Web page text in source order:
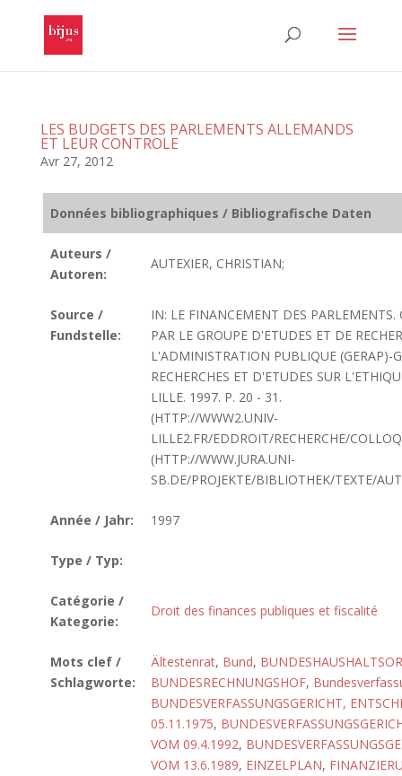
LES BUDGETS DES PARLEMENTS ALLEMANDS
ET LEUR CONTROLE
Avr 27, 2012
Données bibliographiques / Bibliografische Daten
Auteurs /
Autoren:
AUTEXIER, CHRISTIAN;
Source /
Fundstelle:
IN: LE FINANCEMENT DES PARLEMENTS.
PAR LE GROUPE D'ETUDES ET DE
L'ADMINISTRATION PUBLIQUE (GERAP)-
RECHERCHES ET D'ETUDES SUR
LILLE. 1997. P. 20 - 31.
(HTTP://WWW2.UNIV-
LILLE2.FR/EDDROIT/RECHERCHE/
(HTTP://WWW.JURA.UNI-
SB.DE/PROJEKTE/BIBLIOTHEK/TEXTE/
Année / Jahr: 1997
Type / Typ:
Catégorie /
Kategorie:
Droit des finances publiques et fiscalité
Mots clef /
Schlagworte:
Ältestenrat, Bund,
BUNDESRECHNUNGSHOF,
BUNDESVERFASSUNGSGERICHT,
05.11.1975,
VOM 09.4.1992,
VOM 13.6.1989, EINZELPLAN,